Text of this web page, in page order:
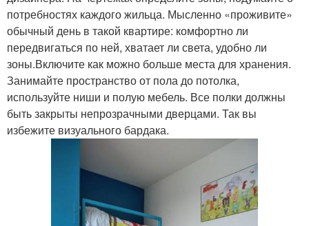
потребностях каждого жильца. Мысленно «проживите»
обычный день в такой квартире: комфортно ли
передвигаться по ней, хватает ли света, удобно ли
зоны.Включите как можно больше места для хранения.
Занимайте пространство от пола до потолка,
используйте ниши и полую мебель. Все полки должны
быть закрыты непрозрачными дверцами. Так вы
избежите визуального бардака.